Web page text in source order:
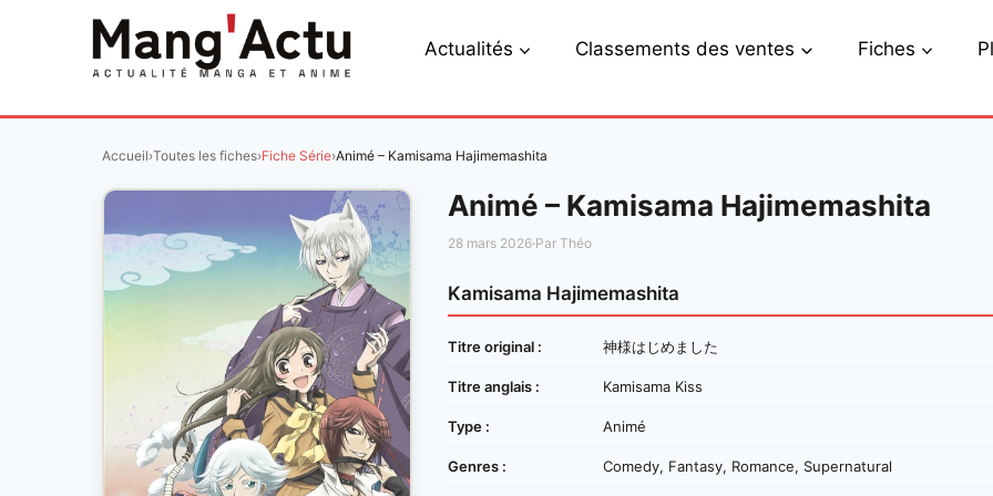
Actualités Classements des ventes Fiches
Accueil›Toutes les fiches›Fiche Série›Animé – Kamisama Hajimemashita
Animé – Kamisama Hajimemashita
28 mars 2026·Par Théo
Kamisama Hajimemashita
Titre original : 神様はじめました
Titre anglais : Kamisama Kiss
Type : Animé
Genres : Comedy, Fantasy, Romance, Supernatural